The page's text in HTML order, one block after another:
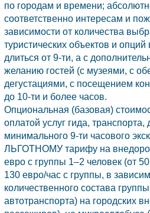
по городам и времени;
соответственно интересам и
зависимости от количества
туристических объектов и
длиться от 9-ти, а с
желанию гостей (с музеями, с
дегустациями, с посещением
до 10-ти и более часов.
Опциональная (базовая)
оплатой услуг гида, транспорта,
минимального 9-ти часового
ЛЬГОТНОМУ тарифу на
евро с группы 1–2 человек (от
130 евро/час с группы, в
количественного состава
автотранспорта) на городских